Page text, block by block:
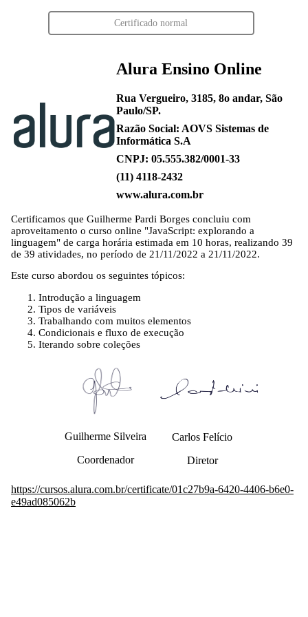
Certificado normal
Alura Ensino Online
Rua Vergueiro, 3185, 8o andar, São
Paulo/SP.
Razão Social: AOVS Sistemas de
Informática S.A
CNPJ: 05.555.382/0001-33
(11) 4118-2432
www.alura.com.br
Certificamos que Guilherme Pardi Borges concluiu com
aproveitamento o curso online "JavaScript: explorando a
linguagem" de carga horária estimada em 10 horas, realizando 39
de 39 atividades, no período de 21/11/2022 a 21/11/2022.
Este curso abordou os seguintes tópicos:
Introdução a linguagem
Tipos de variáveis
Trabalhando com muitos elementos
Condicionais e fluxo de execução
Iterando sobre coleções
Guilherme Silveira
Coordenador
Carlos Felício
Diretor
https://cursos.alura.com.br/certificate/01c27b9a-6420-4406-b6e0-
e49ad085062b